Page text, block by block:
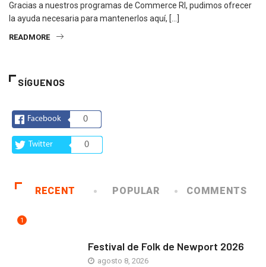
Gracias a nuestros programas de Commerce RI, pudimos ofrecer
la ayuda necesaria para mantenerlos aquí, […]
READMORE
SÍGUENOS
Facebook 0
Twitter 0
RECENT POPULAR COMMENTS
1
Festival de Folk de Newport 2026
agosto 8, 2026